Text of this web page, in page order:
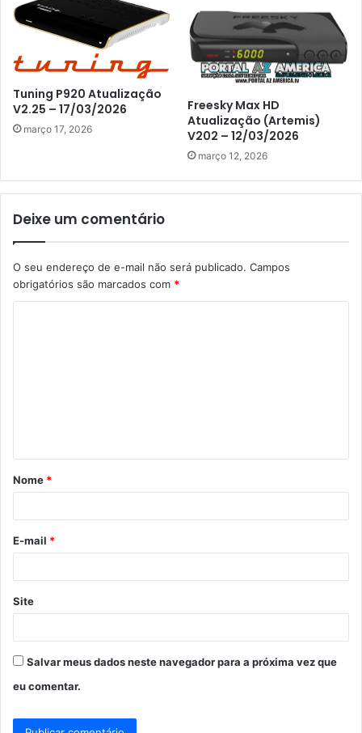
Tuning P920 Atualização
V2.25 – 17/03/2026
março 17, 2026
Freesky Max HD
Atualização (Artemis)
V202 – 12/03/2026
março 12, 2026
Deixe um comentário
O seu endereço de e-mail não será publicado. Campos
obrigatórios são marcados com *
á
r
*
Nome *
E-mail *
Site
Salvar meus dados neste navegador para a próxima vez que
eu comentar.